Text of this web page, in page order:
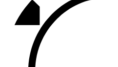
Базарлы матак
107,1 FM
Балык бистәсе